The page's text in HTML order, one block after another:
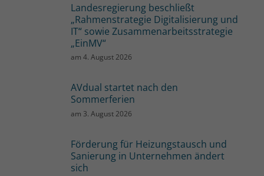
Landesregierung beschließt
„Rahmenstrategie Digitalisierung und
IT“ sowie Zusammenarbeitsstrategie
„EinMV“
am4. August 2026
AVdual startet nach den
Sommerferien
am 3. August 2026
Förderung für Heizungstausch und
Sanierung in Unternehmen ändert
sich